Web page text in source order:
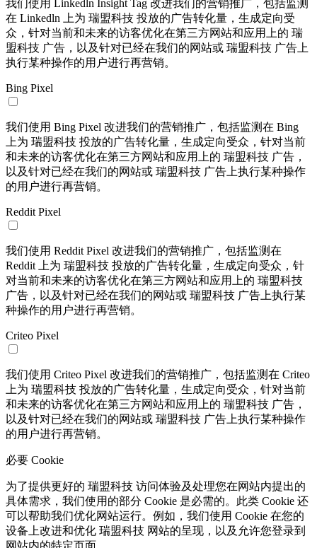
我们使用 Linkedln Insight Tag 改进我们的营销推广，包括监测
在 Linkedln 上为 瑞盟科技 投放的广告转化量，生成定向受
众，针对当前和未来的访客优化在第三方网站和应用上的 瑞
盟科技 广告，以及针对已经在我们的网站或 瑞盟科技 广告上
执行某种操作的用户进行再营销。
Bing Pixel
我们使用 Bing Pixel 改进我们的营销推广，包括监测在 Bing
上为 瑞盟科技 投放的广告转化量，生成定向受众，针对当前
和未来的访客优化在第三方网站和应用上的 瑞盟科技 广告，
以及针对已经在我们的网站或 瑞盟科技 广告上执行某种操作
的用户进行再营销。
Reddit Pixel
我们使用 Reddit Pixel 改进我们的营销推广，包括监测在
Reddit 上为 瑞盟科技 投放的广告转化量，生成定向受众，针
对当前和未来的访客优化在第三方网站和应用上的 瑞盟科技
广告，以及针对已经在我们的网站或 瑞盟科技 广告上执行某
种操作的用户进行再营销。
Criteo Pixel
我们使用 Criteo Pixel 改进我们的营销推广，包括监测在 Criteo
上为 瑞盟科技 投放的广告转化量，生成定向受众，针对当前
和未来的访客优化在第三方网站和应用上的 瑞盟科技 广告，
以及针对已经在我们的网站或 瑞盟科技 广告上执行某种操作
的用户进行再营销。
必要 Cookie
为了提供更好的 瑞盟科技 访问体验及处理您在网站内提出的
具体需求，我们使用的部分 Cookie 是必需的。此类 Cookie 还
可以帮助我们优化网站运行。例如，我们使用 Cookie 在您的
设备上改进和优化 瑞盟科技 网站的呈现，以及允许您登录到
网站内的特定页面。